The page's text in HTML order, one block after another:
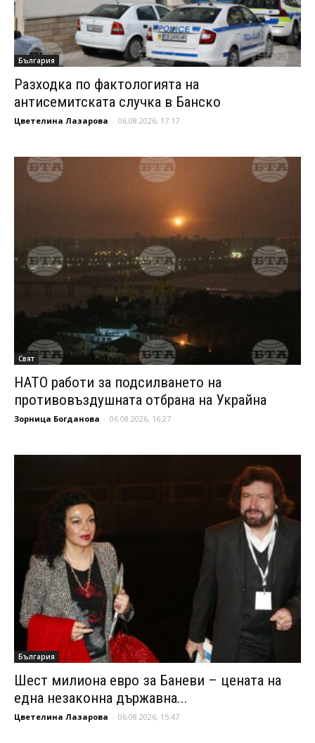
България
Разходка по фактологията на
антисемитската случка в Банско
Цветелина Лазарова - 06.08.2026, 17:17
Свят
НАТО работи за подсилването на
противовъздушната отбрана на Украйна
Зорница Богданова - 06.08.2026, 16:27
България
Шест милиона евро за Баневи – цената на
една незаконна държавна...
Цветелина Лазарова - 06.08.2026, 15:47